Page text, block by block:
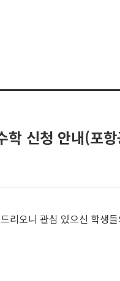
학 신청 안내(포
리오니 관심 있으신 학생